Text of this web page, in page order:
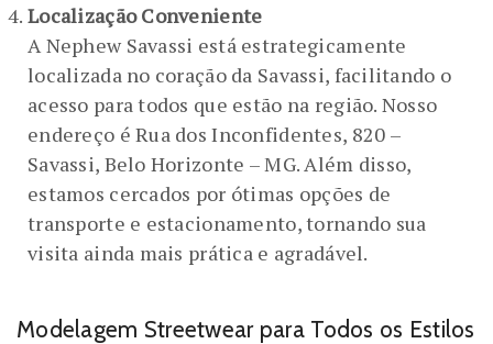
Localização Conveniente
A Nephew Savassi está estrategicamente
localizada no coração da Savassi, facilitando o
acesso para todos que estão na região. Nosso
endereço é Rua dos Inconfidentes, 820 –
Savassi, Belo Horizonte – MG. Além disso,
estamos cercados por ótimas opções de
transporte e estacionamento, tornando sua
visita ainda mais prática e agradável.
Modelagem Streetwear para Todos os Estilos